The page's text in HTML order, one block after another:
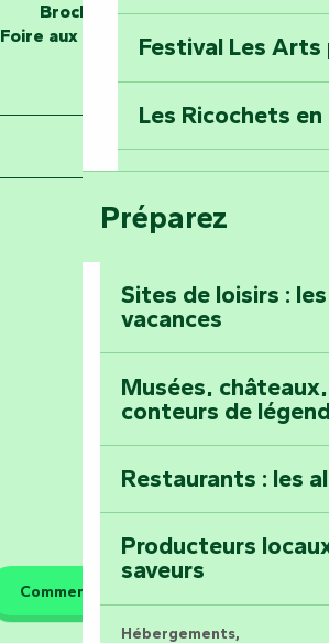
Voyagez dans le
Maillezais
Montez au
Festival Les Arts
Les Ricochets
Tout l'agenda
Préparez
Sites de loisirs :
vacances
Musées,
conteurs de
Restaurants : les
Producteurs
saveurs
Hébergements,
Brochures
Foire aux questions
Comment venir ?